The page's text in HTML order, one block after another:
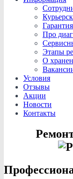
Про
Этапы
О
Условия
Отзывы
Акции
Новости
Контакты